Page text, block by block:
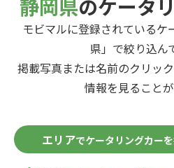
静岡県のケータ
モビマルに登録されているケ
県」で絞り込ん
掲載写真または名前のクリッ
情報を見ることが
エリアでケータリングカー